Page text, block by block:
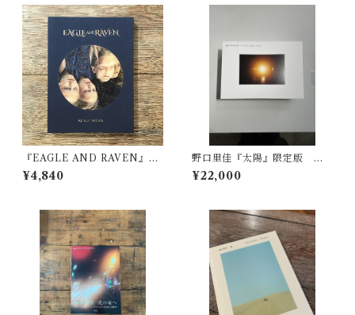
『EAGLE AND RAVEN』稲
岡亜里子
¥4,840
野口里佳『太陽』限定版 新
古書 エディション14/1000 1
5/1000
¥22,000